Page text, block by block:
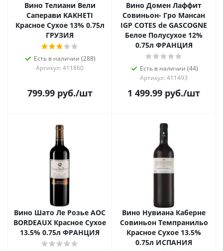
Вино Телиани Вели
Саперави KAKHETI
Красное Сухое 13% 0.75л
ГРУЗИЯ
Есть в наличии (288)
Артикул: 411860
799.99руб./шт
Вино Домен Лаффит
Совиньон- Гро Мансан
IGP COTES de GASCOGNE
Белое Полусухое 12%
0.75л ФРАНЦИЯ
Есть в наличии (44)
Артикул: 411493
1 499.99 руб./шт
Вино Шато Ле Розье AOC
BORDEAUX Красное Сухое
13.5% 0.75л ФРАНЦИЯ
Вино Нувиана Каберне
Совиньон Темпранильо
Красное Сухое 13.5%
0.75л ИСПАНИЯ